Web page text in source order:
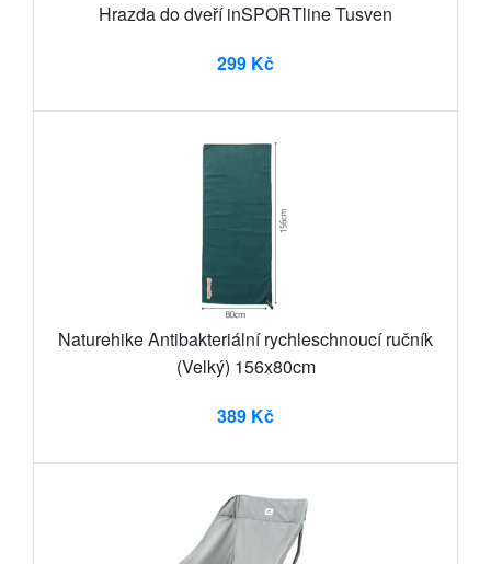
Hrazda do dveří inSPORTline Tusven
299 Kč
Naturehike Antibakteriální rychleschnoucí ručník
(Velký) 156x80cm
389 Kč